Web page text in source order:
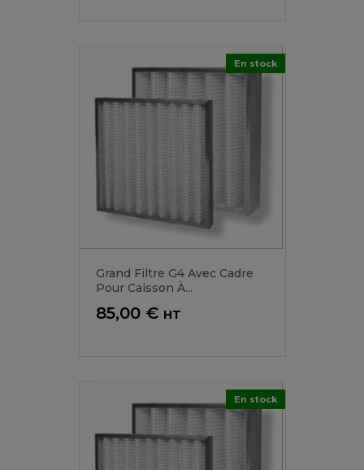
Grand Filtre G4 Avec Cadre
Pour Caisson À...
Prix
85,00 € HT
En stock
En stock